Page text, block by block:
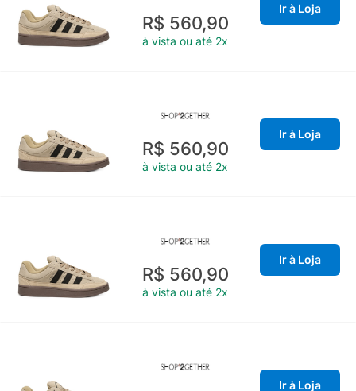
R$ 560,90
à vista ou até 2x
Ir à Loja
R$ 560,90
à vista ou até 2x
Ir à Loja
R$ 560,90
à vista ou até 2x
Ir à Loja
Ir à Loja